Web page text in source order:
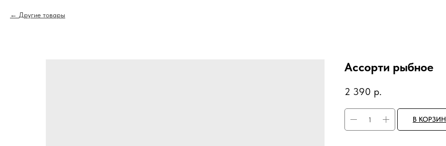
Другие товары
Ассорти рыбное
2 390 р.
В